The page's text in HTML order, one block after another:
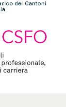
dei Cantoni